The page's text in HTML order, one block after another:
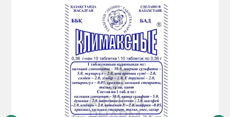
При необходимости прием можно повторить
Противопоказания: Индивидуальная непереносимость
компонентов, беременность, кормление грудью.
Перед применением необходимо проконсультироваться с
Особые указания:Биологически активная добавка (БАД) к
пище Не является лекарственным средством. Перед
применением рекомендуется проконсультироваться с